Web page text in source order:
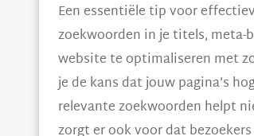
Een essentiële tip voor
zoekwoorden in je titels, meta-
website te optimaliseren met
je de kans dat jouw pagina’s
relevante zoekwoorden helpt